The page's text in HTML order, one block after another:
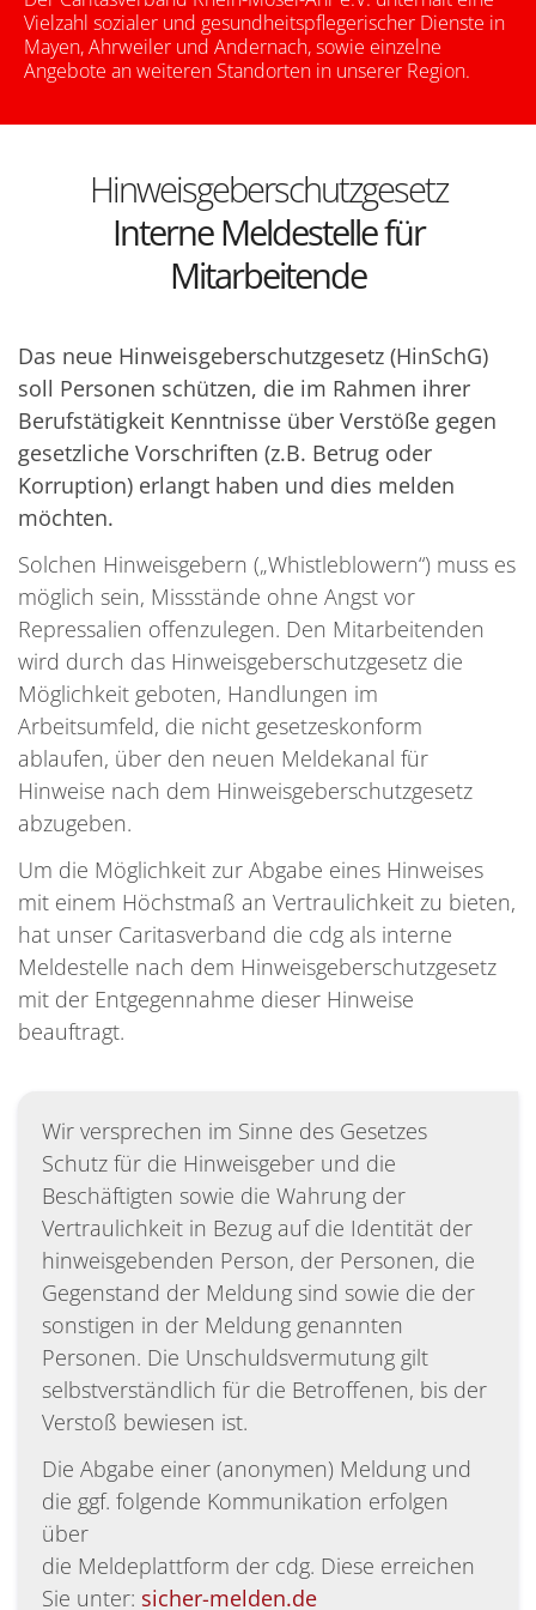
Vielzahl sozialer und gesundheitspflegerischer Dienste in
Mayen, Ahrweiler und Andernach, sowie einzelne
Angebote an weiteren Standorten in unserer Region.
Hinweisgeberschutzgesetz
Interne Meldestelle für
Mitarbeitende
Das neue Hinweisgeberschutzgesetz (HinSchG)
soll Personen schützen, die im Rahmen ihrer
Berufstätigkeit Kenntnisse über Verstöße gegen
gesetzliche Vorschriften (z.B. Betrug oder
Korruption) erlangt haben und dies melden
möchten.
Solchen Hinweisgebern („Whistleblowern“) muss es
möglich sein, Missstände ohne Angst vor
Repressalien offenzulegen. Den Mitarbeitenden
wird durch das Hinweisgeberschutzgesetz die
Möglichkeit geboten, Handlungen im
Arbeitsumfeld, die nicht gesetzeskonform
ablaufen, über den neuen Meldekanal für
Hinweise nach dem Hinweisgeberschutzgesetz
abzugeben.
Um die Möglichkeit zur Abgabe eines Hinweises
mit einem Höchstmaß an Vertraulichkeit zu bieten,
hat unser Caritasverband die cdg als interne
Meldestelle nach dem Hinweisgeberschutzgesetz
mit der Entgegennahme dieser Hinweise
beauftragt.
Wir versprechen im Sinne des Gesetzes
Schutz für die Hinweisgeber und die
Beschäftigten sowie die Wahrung der
Vertraulichkeit in Bezug auf die Identität der
hinweisgebenden Person, der Personen, die
Gegenstand der Meldung sind sowie die der
sonstigen in der Meldung genannten
Personen. Die Unschuldsvermutung gilt
selbstverständlich für die Betroffenen, bis der
Verstoß bewiesen ist.
Die Abgabe einer (anonymen) Meldung und
die ggf. folgende Kommunikation erfolgen
über
die Meldeplattform der cdg. Diese erreichen
Sie unter: sicher-melden.de